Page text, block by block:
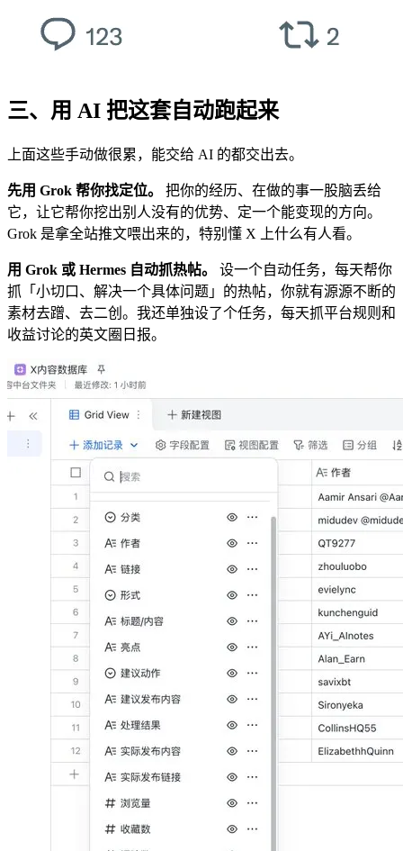
三、用 AI 把这套自动跑起来
上面这些手动做很累，能交给 AI 的都交出去。
先用 Grok 帮你找定位。
把你的经历、在做的事一股脑丢给
它，让它帮你挖出别人没有的优势、定一个能变现的方向。
Grok 是拿全站推文喂出来的，特别懂 X 上什么有人看。
用 Grok 或 Hermes 自动抓热帖。
设一个自动任务，每天帮你
抓「小切口、解决一个具体问题」的热帖，你就有源源不断的
素材去蹭、去二创。我还单独设了个任务，每天抓平台规则和
收益讨论的英文圈日报。